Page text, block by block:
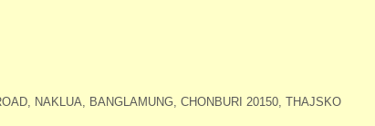
NAKLUA, BANGLAMUNG, CHONBURI 20150, THAJSKO